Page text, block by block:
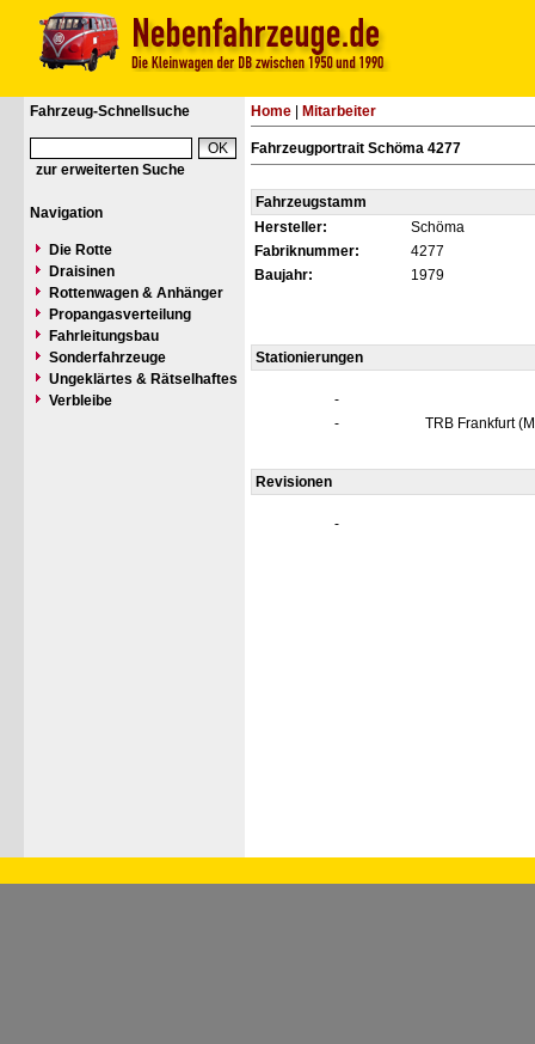
Fahrzeug-Schnellsuche
zur erweiterten Suche
Navigation
Die Rotte
Draisinen
Rottenwagen & Anhänger
Propangasverteilung
Fahrleitungsbau
Sonderfahrzeuge
Ungeklärtes & Rätselhaftes
Verbleibe
Home Mitarbeiter
Fahrzeugportrait Schöma 4277
Fahrzeugstamm
Hersteller:
Schöma
Fabriknummer:
4277
Baujahr:
1979
Stationierungen
-
-
TRB Frankfurt
Revisionen
-